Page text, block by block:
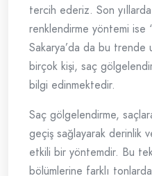
tercih ederiz. Son
renklendirme yöntemi ise
Sakarya’da da bu trende
birçok kişi, saç
bilgi edinmektedir.
Saç gölgelendirme,
geçiş sağlayarak derinlik
etkili bir yöntemdir. Bu
bölümlerine farklı